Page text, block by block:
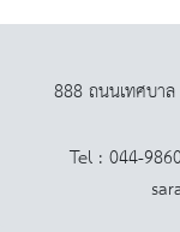
888 ถนนเทศบา
Tel : 044-